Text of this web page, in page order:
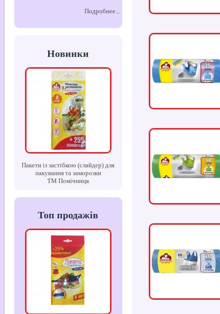
Подробнее...
Новинки
Пакети із застібкою (слайдер) для
пакування та заморозки
ТМ Помічниця
Топ продажів